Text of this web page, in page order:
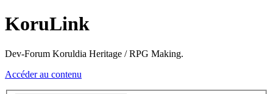
KoruLink
Dev-Forum Koruldia Heritage / RPG Making.
Accéder au contenu